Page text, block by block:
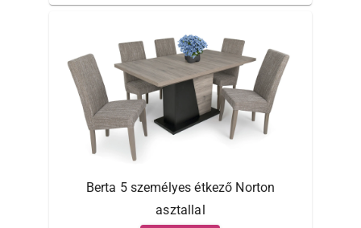
Berta 5 személyes étkező Norton
asztallal